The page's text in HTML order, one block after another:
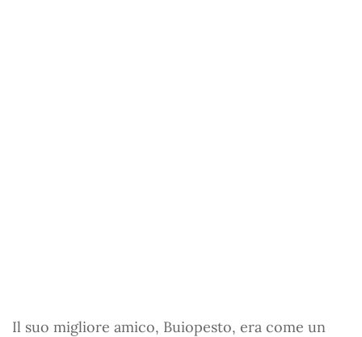
Il suo migliore amico, Buiopesto, era come un